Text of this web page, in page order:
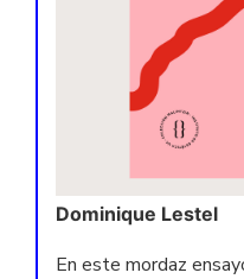
Dominique Lestel
En este mordaz